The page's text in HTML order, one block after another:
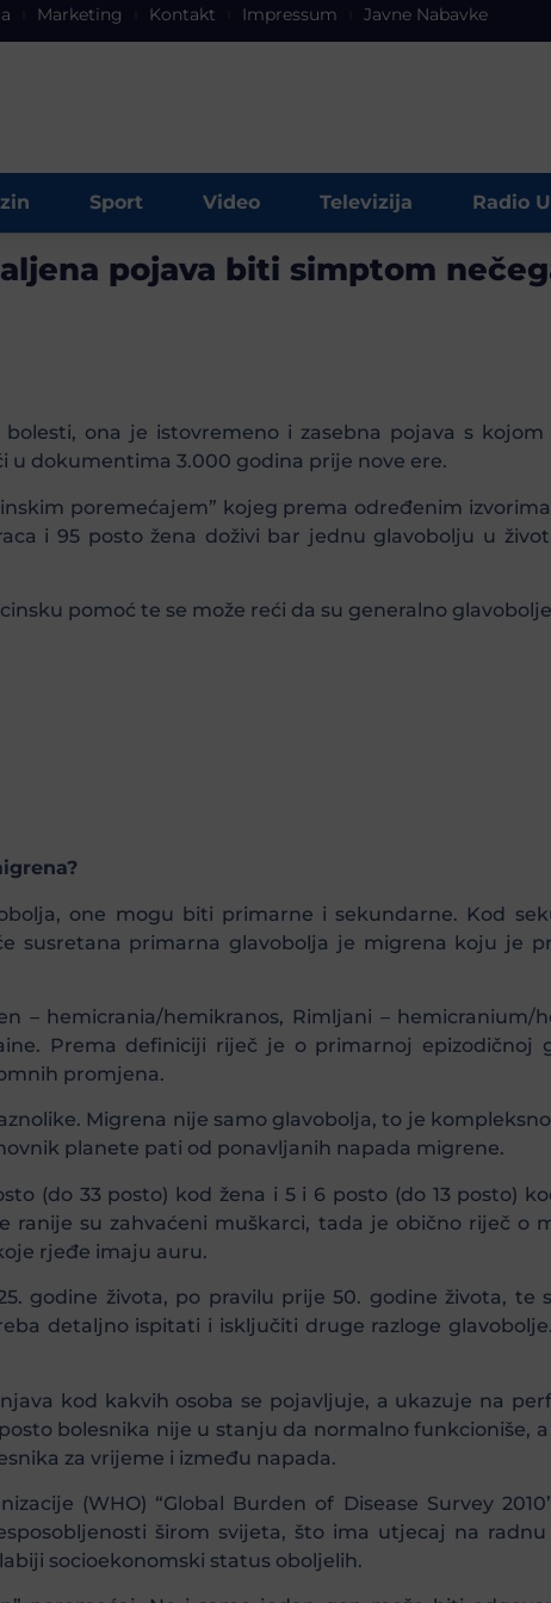
Marketing Kontakt Impressum Javne Nabavke
Sport Video Televizija Radio
pojava biti simptom
ona je istovremeno i zasebna pojava s
u dokumentima 3.000 godina prije nove ere.
poremećajem” kojeg prema određenim
i 95 posto žena doživi bar jednu glavobolju u
pomoć te se može reći da su generalno
one mogu biti primarne i sekundarne. Kod
susretana primarna glavobolja je migrena koju je
– hemicrania/hemikranos, Rimljani – hemicranium/
Prema definiciji riječ je o primarnoj epizodičnoj
promjena.
Migrena nije samo glavobolja, to je
planete pati od ponavljanih napada migrene.
(do 33 posto) kod žena i 5 i 6 posto (do 13 posto)
ranije su zahvaćeni muškarci, tada je obično riječ o
rjeđe imaju auru.
godine života, po pravilu prije 50. godine života,
detaljno ispitati i isključiti druge razloge
kod kakvih osoba se pojavljuje, a ukazuje na
bolesnika nije u stanju da normalno funkcioniše,
za vrijeme i između napada.
(WHO) “Global Burden of Disease Survey
širom svijeta, što ima utjecaj na
socioekonomski status oboljelih.